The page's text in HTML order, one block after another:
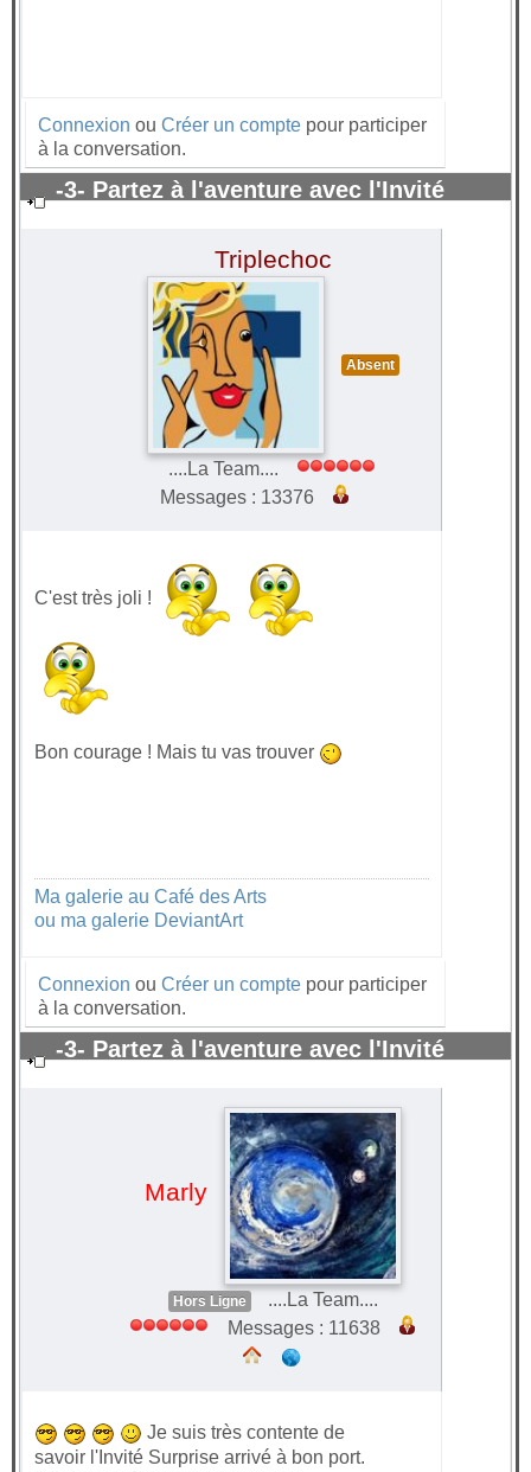
Connexion ou Créer un compte pour participer
à la conversation.
-3- Partez à l'aventure avec l'Invité
Triplechoc
Absent
....La Team....
Messages : 13376
C'est très joli !
Bon courage ! Mais tu vas trouver
Ma galerie au Café des Arts
ou ma galerie DeviantArt
Connexion ou Créer un compte pour participer
à la conversation.
-3- Partez à l'aventure avec l'Invité
Marly
Hors Ligne
....La Team....
Messages : 11638
Je suis très contente de
savoir l'Invité Surprise arrivé à bon port.